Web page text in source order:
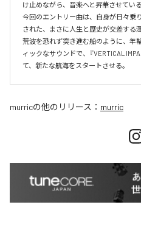
け止めながら、音楽へと昇華させている
今回のエントリー曲は、自身が日々乗
された、まさに人生と歴史が交差する
荒波を恐れず突き進む船のように、年
ィックなサウンドで、『VERTICAL
て、新たな航海をスタートさせる。
murricの他のリリース： murric